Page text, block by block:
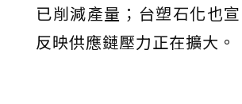
已削減產量；台塑石化也
反映供應鏈壓力正在擴大。